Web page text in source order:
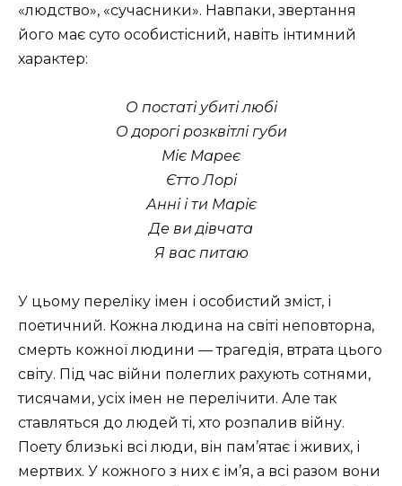
«людство», «сучасники». Навпаки, звертання
його має суто особистісний, навіть інтимний
характер:
О постаті убиті любі
О дорогі розквітлі губи
Міє Мареє
Єтто Лорі
Анні і ти Маріє
Де ви дівчата
Я вас питаю
У цьому переліку імен і особистий зміст, і
поетичний. Кожна людина на світі неповторна,
смерть кожної людини — трагедія, втрата цього
світу. Під час війни полеглих рахують сотнями,
тисячами, усіх імен не перелічити. Але так
ставляться до людей ті, хто розпалив війну.
Поету близькі всі люди, він пам’ятає і живих, і
мертвих. У кожного з них є ім’я, а всі разом вони